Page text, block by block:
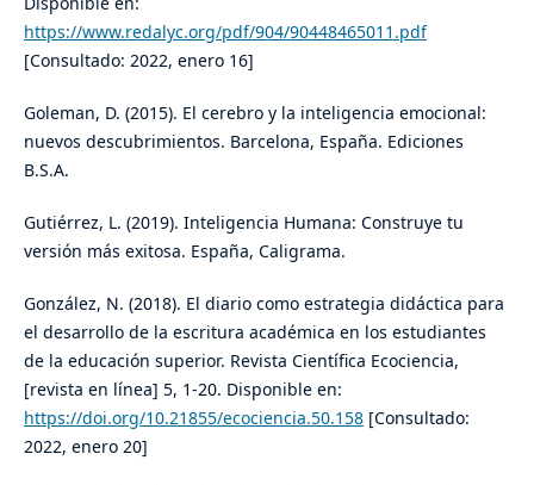
https://www.redalyc.org/pdf/904/90448465011.pdf
[Consultado: 2022, enero 16]
Goleman, D. (2015). El cerebro y la inteligencia emocional:
nuevos descubrimientos. Barcelona, España. Ediciones
B.S.A.
Gutiérrez, L. (2019). Inteligencia Humana: Construye tu
versión más exitosa. España, Caligrama.
González, N. (2018). El diario como estrategia didáctica para
el desarrollo de la escritura académica en los estudiantes
de la educación superior. Revista Científica Ecociencia,
[revista en línea] 5, 1-20. Disponible en:
https://doi.org/10.21855/ecociencia.50.158[Consultado:
2022, enero 20]